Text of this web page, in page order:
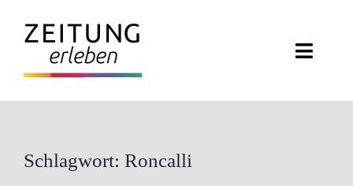
Inhalt
springen
VERANSTALTUNGEN
Schlagwort: Roncalli